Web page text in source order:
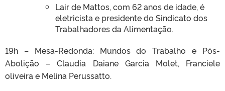
Lair de Mattos, com 62 anos de idade, é
eletricista e presidente do Sindicato dos
Trabalhadores da Alimentação.
19h – Mesa-Redonda: Mundos do Trabalho e Pós-
Abolição – Claudia Daiane Garcia Molet, Franciele
oliveira e Melina Perussatto.